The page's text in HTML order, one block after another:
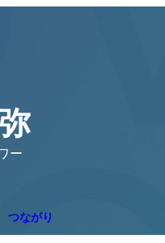
ー
つながり